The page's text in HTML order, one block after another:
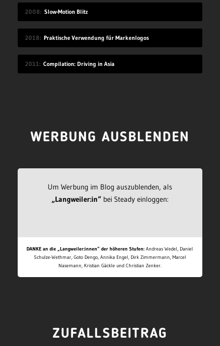
2008 Slow-Motion Blitz
2018 Praktische Verwendung für Markenlogos
2011 Compilation: Driving in Asia
WERBUNG AUSBLENDEN
Um Werbung im Blog auszublenden, als
„Langweiler:in“bei Steady einloggen:
DANKE an die „Langweiler:innen“ der höheren Stufen: Andreas Wedel, Daniel
Schulze-Wethmar, Goto Dengo, Annika Engel, Dirk Zimmermann, Marcel
Nasemann, Kristian Gäckle und Christian Zenker.
ZUFALLSBEITRAG